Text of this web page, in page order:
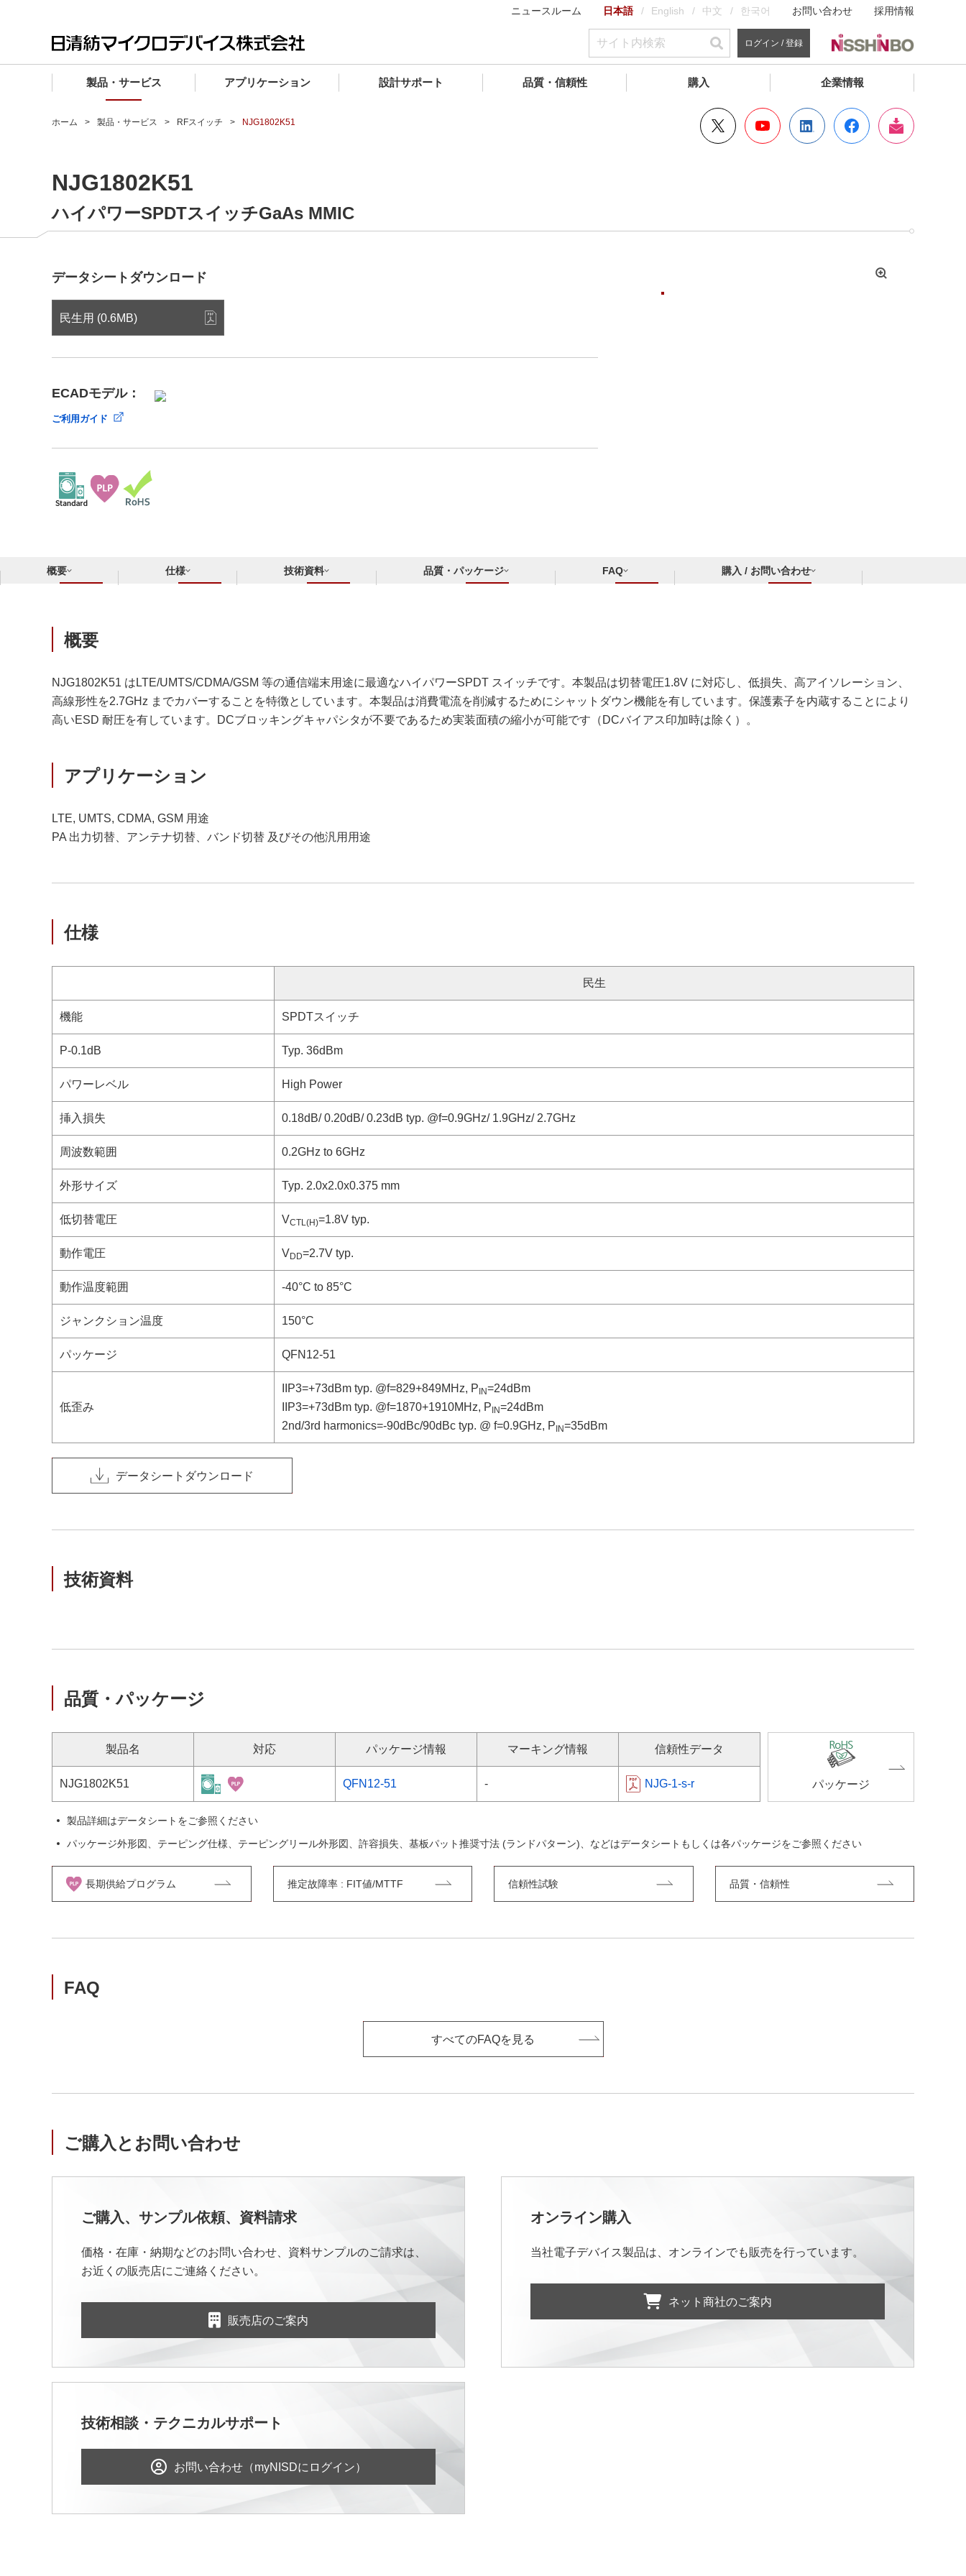
ニュースルーム 日本語 English 中文 한국어 お問い合わせ 採用情報
ログイン / 登録
製品・サービス
マイクロ波製品
ファウンドリサービス
MUSESオフィシャルWebサイト
クロスリファレンス検索
アプリケーション
車載機器向けIC
産業機器向けIC
設計サポート
マイクロ波製品
設計フローから探す (電子デバイス)
品質・信頼性
電子デバイス製品
マイクロ波製品
購入
マイクロ波製品
企業情報
企業理念
会社概要
サステナビリティ
ホーム 製品・サービス RFスイッチ NJG1802K51
NJG1802K51
ハイパワーSPDTスイッチGaAs MMIC
データシートダウンロード
民生用 (0.6MB)
ECADモデル：
ご利用ガイド
拡
概要 仕様 技術資料 品質・パッケージ FAQ 購入 / お問い合わせ
概要
NJG1802K51 はLTE/UMTS/CDMA/GSM 等の通信端末用途に最適なハイパワーSPDT スイッチです。本製品は切替電圧1.8V に対応し、低損失、高アイソレーション、
高線形性を2.7GHz までカバーすることを特徴としています。本製品は消費電流を削減するためにシャットダウン機能を有しています。保護素子を内蔵することにより
高いESD 耐圧を有しています。DCブロッキングキャパシタが不要であるため実装面積の縮小が可能です（DCバイアス印加時は除く）。
アプリケーション
LTE, UMTS, CDMA, GSM 用途
PA 出力切替、アンテナ切替、バンド切替 及びその他汎用用途
仕様
民生
機能 SPDTスイッチ
P-0.1dB Typ. 36dBm
パワーレベル High Power
挿入損失 0.18dB/ 0.20dB/ 0.23dB typ. @f=0.9GHz/ 1.9GHz/ 2.7GHz
周波数範囲 0.2GHz to 6GHz
外形サイズ Typ. 2.0x2.0x0.375 mm
低切替電圧 VCTL(H)=1.8V typ.
動作電圧 VDD=2.7V typ.
動作温度範囲 -40°C to 85°C
ジャンクション温度 150°C
パッケージ QFN12-51
低歪み
IIP3=+73dBm typ. @f=829+849MHz, P IN=24dBm
IIP3=+73dBm typ. @f=1870+1910MHz, P IN=24dBm
2nd/3rd harmonics=-90dBc/90dBc typ. @ f=0.9GHz, P IN=35dBm
データシートダウンロード
技術資料
品質・パッケージ
製品名 対応 パッケージ情報 マーキング情報 信頼性データ
NJG1802K51 QFN12-51 - NJG-1-s-r パッケージ
製品詳細はデータシートをご参照ください
パッケージ外形図、テーピング仕様、テーピングリール外形図、許容損失、基板パット推奨寸法 (ランドパターン)、などはデータシートもしくは各パッケージをご参照ください
長期供給プログラム 推定故障率 : FIT値/MTTF 信頼性試験 品質・信頼性
FAQ
すべてのFAQを見る
ご購入とお問い合わせ
ご購入、サンプル依頼、資料請求
価格・在庫・納期などのお問い合わせ、資料サンプルのご請求は、
お近くの販売店にご連絡ください。
販売店のご案内
オンライン購入
当社電子デバイス製品は、オンラインでも販売を行っています。
ネット商社のご案内
技術相談・テクニカルサポート
お問い合わせ（myNISDにログイン）